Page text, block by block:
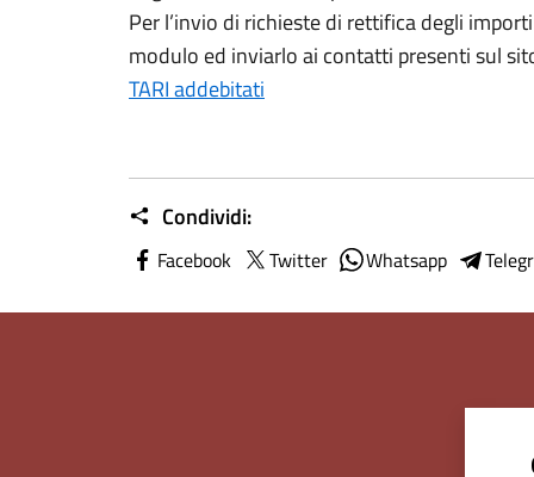
Per l’invio di richieste di rettifica degli
modulo ed inviarlo ai contatti presenti sul
TARI addebitati
Condividi:
Facebook Twitter Whatsapp